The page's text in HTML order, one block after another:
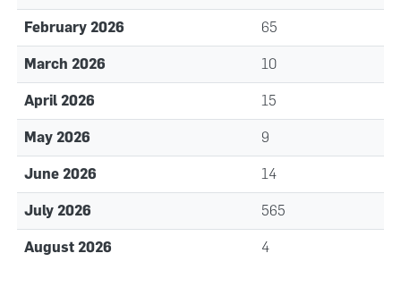
February 2026 65
March 2026 10
April 2026 15
May 2026 9
June 2026 14
July 2026 565
August 2026 4